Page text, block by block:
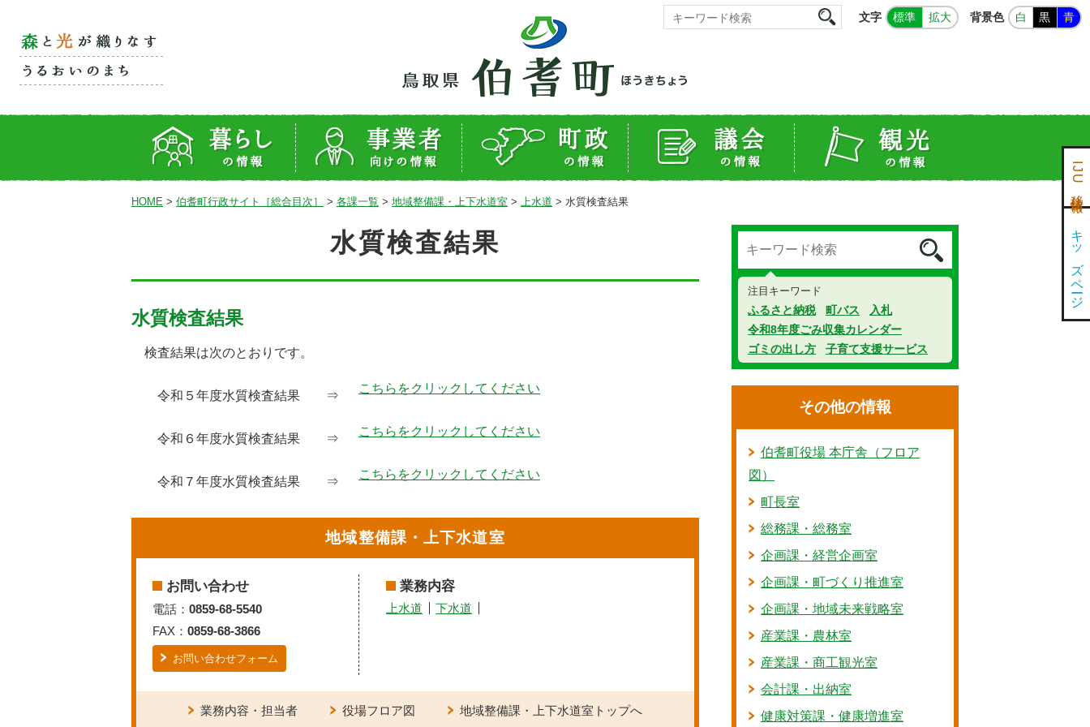
文字 標準 拡大 背景色 白 黒 青
HOME > 伯耆町行政サイト［総合目次］ > 各課一覧 > 地域整備課・上下水道室 > 上水道 > 水質検査結果
水質検査結果
水質検査結果
検査結果は次のとおりです。
令和５年度水質検査結果 ⇒
こちらをクリックしてください
令和６年度水質検査結果 ⇒
こちらをクリックしてください
令和７年度水質検査結果 ⇒
こちらをクリックしてください
地域整備課・上下水道室
お問い合わせ
電話： 0859-68-5540
FAX： 0859-68-3866
お問い合わせフォーム
業務内容
上水道 下水道
業務内容・担当者 役場フロア図 地域整備課・上下水道室トップへ
注目キーワード
ふるさと納税 町バス
入札
令和8年度ごみ収集カレンダー
ゴミの出し方
子育て支援サービス
その他の情報
伯耆町役場 本庁舎（フロア
図）
町長室
総務課・総務室
企画課・経営企画室
企画課・町づくり推進室
企画課・地域未来戦略室
産業課・農林室
産業課・商工観光室
会計課・出納室
健康対策課・健康増進室
IJU移住情報
キッズページ